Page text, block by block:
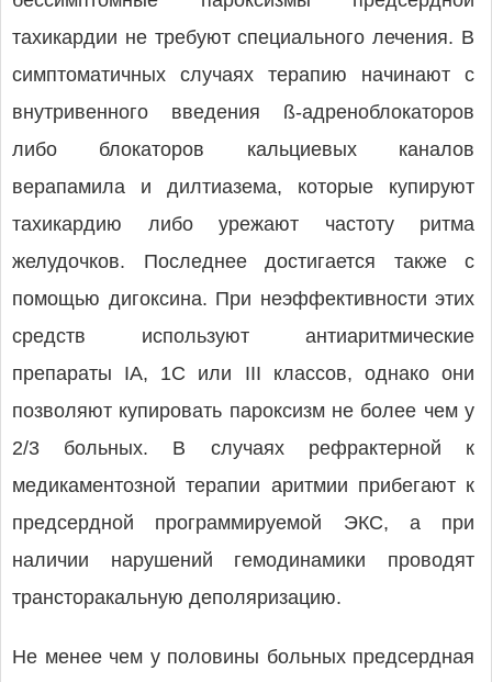
тахикардии не требуют специального лечения. В
симптоматичных случаях терапию начинают с
внутривенного введения ß-адреноблокаторов
либо блокаторов кальциевых каналов
верапамила и дилтиазема, которые купируют
тахикардию либо урежают частоту ритма
желудочков. Последнее достигается также с
помощью дигоксина. При неэффективности этих
средств используют антиаритмические
препараты IA, 1С или III классов, однако они
позволяют купировать пароксизм не более чем у
2/3 больных. В случаях рефрактерной к
медикаментозной терапии аритмии прибегают к
предсердной программируемой ЭКС, а при
наличии нарушений гемодинамики проводят
трансторакальную деполяризацию.
Не менее чем у половины больных предсердная